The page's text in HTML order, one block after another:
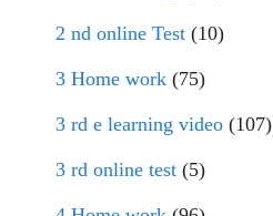
2 nd online Test (10)
3 Home work (75)
3 rd e learning video (107)
3 rd online test (5)